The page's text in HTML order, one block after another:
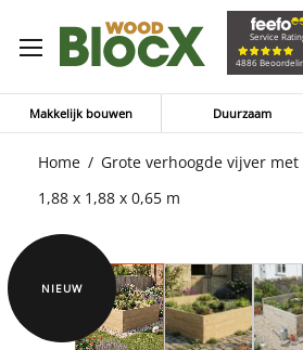
Service
4886
Makkelijk bouwen Duurzaam
Home
Grote verhoogde vijver
1,88 x 1,88 x 0,65 m
NIEUW